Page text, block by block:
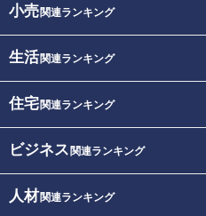
小売関連ランキング
生活関連ランキング
住宅関連ランキング
ビジネス 関連ランキング
人材関連ランキング